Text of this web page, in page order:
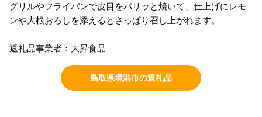
グリルやフライパンで皮目をパリッと焼いて、仕上げにレモ
ンや大根おろしを添えるとさっぱり召し上がれます。
返礼品事業者：大昇食品
鳥取県境港市の返礼品